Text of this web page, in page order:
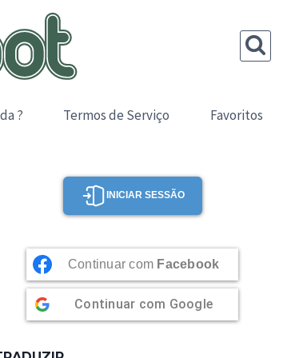
? Termos de Serviço Favoritos
INICIAR SESSÃO
Continuar com Facebook
Continuar com Google